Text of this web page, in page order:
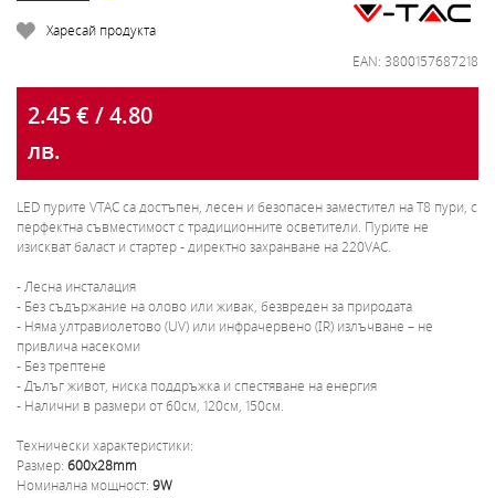
Харесай продукта
EAN: 3800157687218
2.45 € / 4.80
лв.
LED пурите VTAC са достъпен, лесен и безопасен заместител на Т8 пури, с
перфектна съвместимост с традиционните осветители. Пурите не
изискват баласт и стартер - директно захранване на 220VAC.
- Лесна инсталация
- Без съдържание на олово или живак, безвреден за природата
- Няма ултравиолетово (UV) или инфрачервено (IR) излъчване – не
привлича насекоми
- Без трептене
- Дълъг живот, ниска поддръжка и спестяване на енергия
- Налични в размери от 60см, 120см, 150см.
Технически характеристики:
Размер: 600x28mm
Номинална мощност: 9W